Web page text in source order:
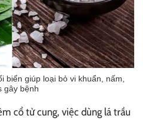
biển giúp loại bỏ vi khuẩn, nấm,
gây bệnh
cổ tử cung, việc dùng lá trầu